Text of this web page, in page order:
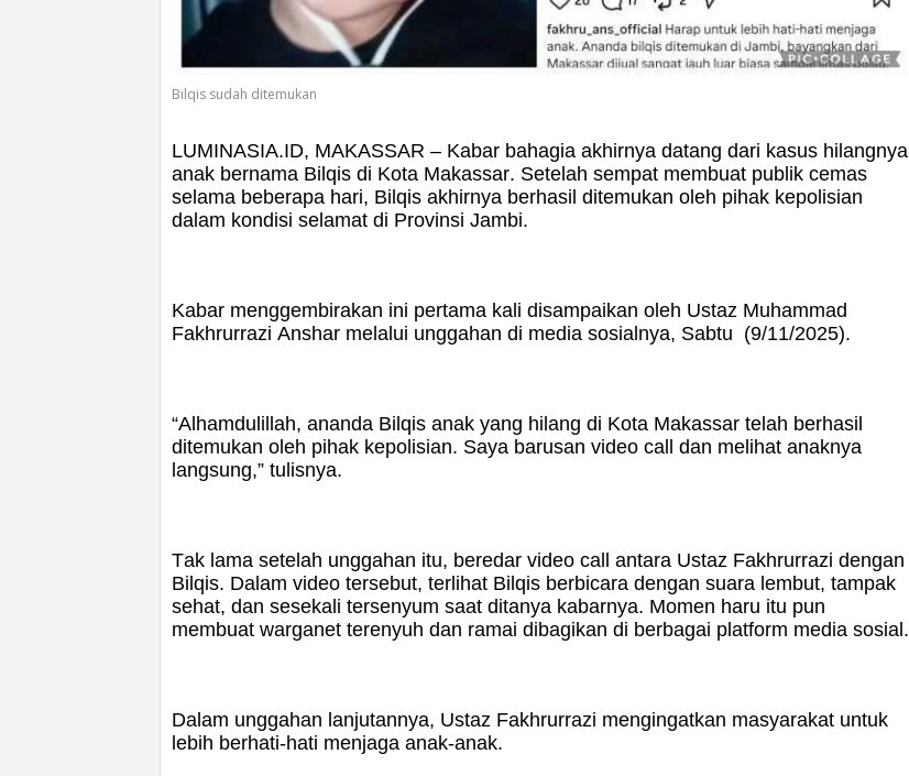
Bilqis sudah ditemukan
LUMINASIA.ID, MAKASSAR – Kabar bahagia akhirnya datang dari kasus hilangnya
anak bernama Bilqis di Kota Makassar. Setelah sempat membuat publik cemas
selama beberapa hari, Bilqis akhirnya berhasil ditemukan oleh pihak kepolisian
dalam kondisi selamat di Provinsi Jambi.
Kabar menggembirakan ini pertama kali disampaikan oleh Ustaz Muhammad
Fakhrurrazi Anshar melalui unggahan di media sosialnya, Sabtu (9/11/2025).
“Alhamdulillah, ananda Bilqis anak yang hilang di Kota Makassar telah berhasil
ditemukan oleh pihak kepolisian. Saya barusan video call dan melihat anaknya
langsung,” tulisnya.
Tak lama setelah unggahan itu, beredar video call antara Ustaz Fakhrurrazi dengan
Bilqis. Dalam video tersebut, terlihat Bilqis berbicara dengan suara lembut, tampak
sehat, dan sesekali tersenyum saat ditanya kabarnya. Momen haru itu pun
membuat warganet terenyuh dan ramai dibagikan di berbagai platform media sosial.
Dalam unggahan lanjutannya, Ustaz Fakhrurrazi mengingatkan masyarakat untuk
lebih berhati-hati menjaga anak-anak.